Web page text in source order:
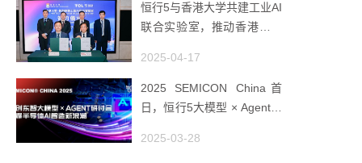
恒行5与香港大学共建工业AI
联合实验室，推动香港成为
2025-04-17
2025 SEMICON China首
日，恒行5大模型 × Agent研
潮
2025-03-28